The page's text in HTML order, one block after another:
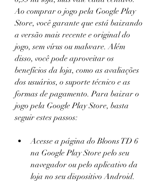
Ao comprar o jogo pela Google Play
Store, você garante que está baixando
a versão mais recente e original do
jogo, sem vírus ou malware. Além
disso, você pode aproveitar os
benefícios da loja, como as avaliações
dos usuários, o suporte técnico e as
formas de pagamento. Para baixar o
jogo pela Google Play Store, basta
seguir estes passos:
Acesse a página do Bloons TD 6
na Google Play Store pelo seu
navegador ou pelo aplicativo da
loja no seu dispositivo Android.